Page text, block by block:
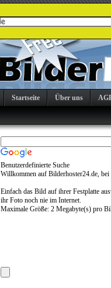
Startseite Über uns
Benutzerdefinierte Suche
Willkommen auf Bilderhoster24.de,
Einfach das Bild auf ihrer Festplatte
ihr Foto noch nie im Internet.
Maximale Größe: 2 Megabyte(s) pro